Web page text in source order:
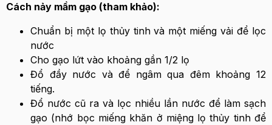
Cách nảy mầm gạo (tham khảo):
Chuẩn bị một lọ thủy tinh và một miếng vải để lọc
nước
Cho gạo lứt vào khoảng gần 1/2 lọ
Đổ đầy nước và để ngâm qua đêm khoảng 12
tiếng.
Đổ nước cũ ra và lọc nhiều lần nước để làm sạch
gạo (nhớ bọc miếng khăn ở miệng lọ thủy tinh để